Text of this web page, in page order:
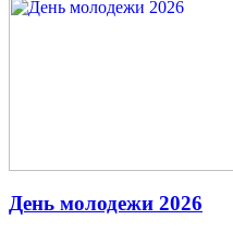
День молодежи 2026